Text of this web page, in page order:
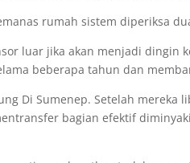
rumah sistem diperiksa
luar jika akan menjadi dingin
beberapa tahun dan
Di Sumenep. Setelah
bagian efektif